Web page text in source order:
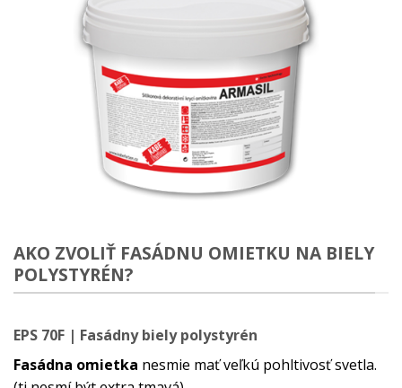
AKO ZVOLIŤ FASÁDNU OMIETKU NA BIELY
POLYSTYRÉN?
EPS 70F | Fasádny biely polystyrén
Fasádna omietka nesmie mať veľkú pohltivosť svetla.